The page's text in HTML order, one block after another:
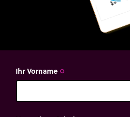
Ihr Vorname trip_origin